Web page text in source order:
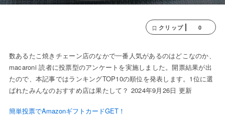
クリップ 0
数あるたこ焼きチェーン店のなかで一番人気があるのはどこなのか、
macaroni 読者に投票型のアンケートを実施しました。開票結果が出
たので、本記事ではランキングTOP10の順位を発表します。1位に選
ばれたみんなのおすすめ店は果たして？ 2024年9月26日 更新
簡単投票でAmazonギフトカードGET！